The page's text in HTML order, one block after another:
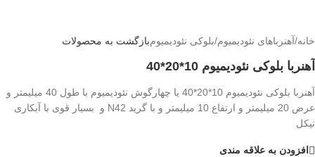
خانه/آهنرباهای نئودیمیوم/بلوکی نئودیمیومبازگشت به محصولات
آهنربا بلوکی نئودیمیوم 10*20*40
آهنربا بلوکی نئودیمیوم 10*20*40 یا چهارگوش نئودیمیوم با طول 40 میلیمتر و
عرض 20 میلیمتر و ارتفاع 10 میلیمتر و با گرید N42 و بسیار قوی با آبکاری
نیکل
افزودن به علاقه مندی